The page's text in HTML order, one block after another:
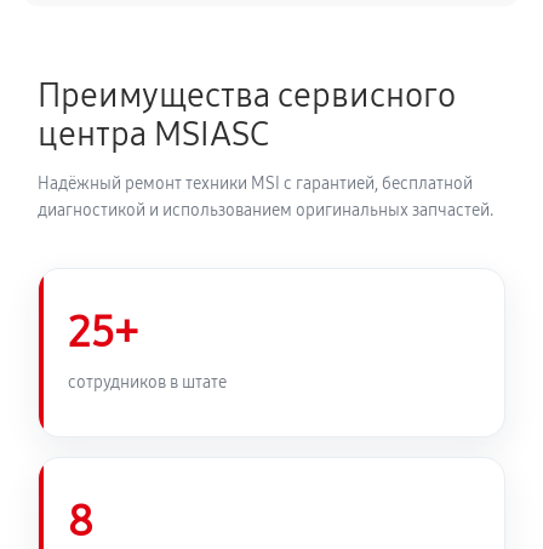
Преимущества сервисного
центра MSIASC
Надёжный ремонт техники MSI с гарантией, бесплатной
диагностикой и использованием оригинальных запчастей.
25+
сотрудников в штате
8